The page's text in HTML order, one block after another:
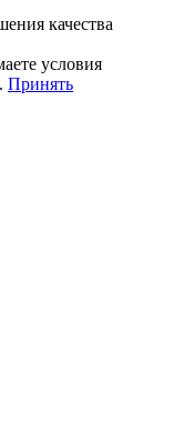
качества
условия
. Принять